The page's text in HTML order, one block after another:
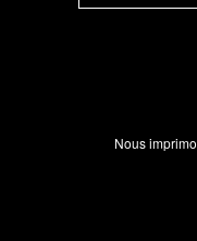
Nous